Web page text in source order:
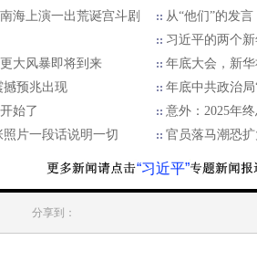
海上演一出荒诞宫斗剧
从“他们”的发
习近平的两个
大风暴即将到来
年底大会，新
撼预兆出现
年底中共政治
始了
意外：2025年
片一段话说明一切
官员落马潮恐
“习近平”
分享到：